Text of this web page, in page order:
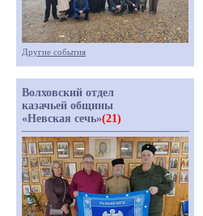
Другие события
Волховский отдел
казачьей общины
«Невская сечь»(21)